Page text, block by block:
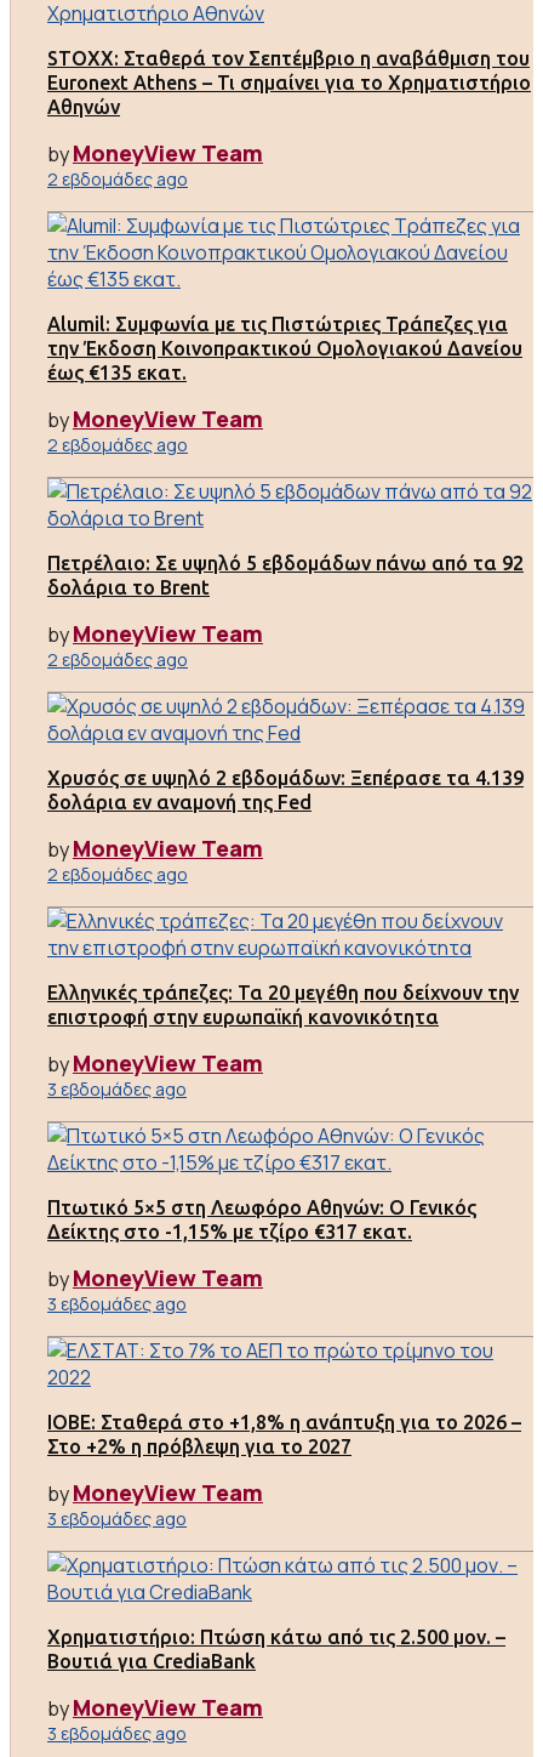
STOXX: Σταθερά τον Σεπτέμβριο η αναβάθμιση του
Euronext Athens – Τι σημαίνει για το Χρηματιστήριο
Αθηνών
byMoneyView Team
2 εβδομάδες ago
Alumil: Συμφωνία με τις Πιστώτριες Τράπεζες για
την Έκδοση Κοινοπρακτικού Ομολογιακού Δανείου
έως €135 εκατ.
byMoneyView Team
2 εβδομάδες ago
Πετρέλαιο: Σε υψηλό 5 εβδομάδων πάνω από τα 92
δολάρια το Brent
byMoneyView Team
2 εβδομάδες ago
Χρυσός σε υψηλό 2 εβδομάδων: Ξεπέρασε τα 4.139
δολάρια εν αναμονή της Fed
byMoneyView Team
2 εβδομάδες ago
Ελληνικές τράπεζες: Τα 20 μεγέθη που δείχνουν την
επιστροφή στην ευρωπαϊκή κανονικότητα
byMoneyView Team
3 εβδομάδες ago
Πτωτικό 5×5 στη Λεωφόρο Αθηνών: Ο Γενικός
Δείκτης στο -1,15% με τζίρο €317 εκατ.
byMoneyView Team
3 εβδομάδες ago
ΙΟΒΕ: Σταθερά στο +1,8% η ανάπτυξη για το 2026 –
Στο +2% η πρόβλεψη για το 2027
byMoneyView Team
3 εβδομάδες ago
Χρηματιστήριο: Πτώση κάτω από τις 2.500 μον. –
Βουτιά για CrediaBank
byMoneyView Team
3 εβδομάδες ago